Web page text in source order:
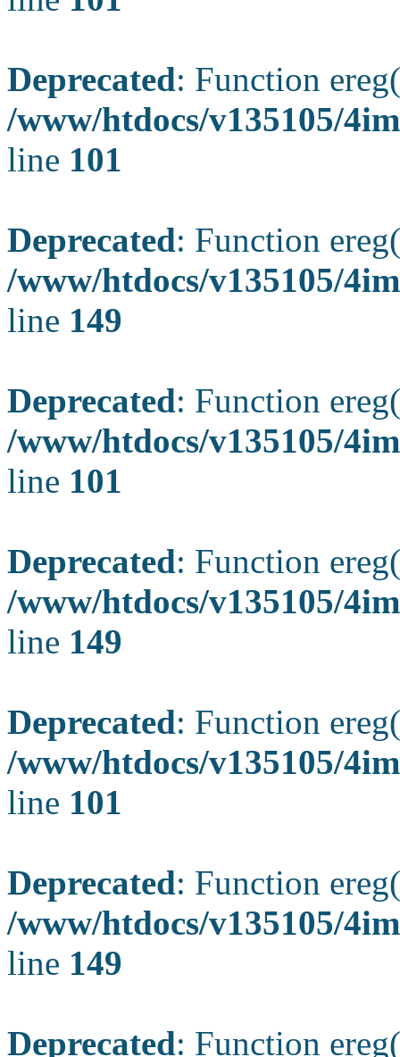
Deprecated: Function
/www/htdocs/v135105/
line 101
Deprecated: Function
/www/htdocs/v135105/
line 149
Deprecated: Function
/www/htdocs/v135105/
line 101
Deprecated: Function
/www/htdocs/v135105/
line 149
Deprecated: Function
/www/htdocs/v135105/
line 101
Deprecated: Function
/www/htdocs/v135105/
line 149
Deprecated: Function